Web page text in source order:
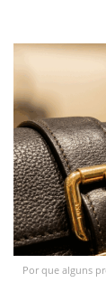
Por que alguns